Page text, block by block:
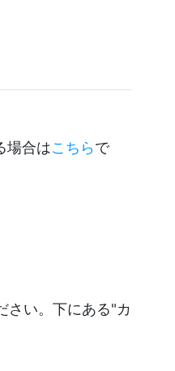
場合はこちらで
さい。下にある"カ